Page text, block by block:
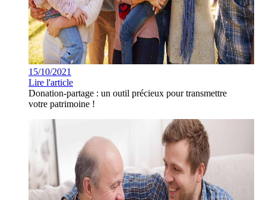
15/10/2021
Lire l'article
Donation-partage : un outil précieux pour transmettre
votre patrimoine !